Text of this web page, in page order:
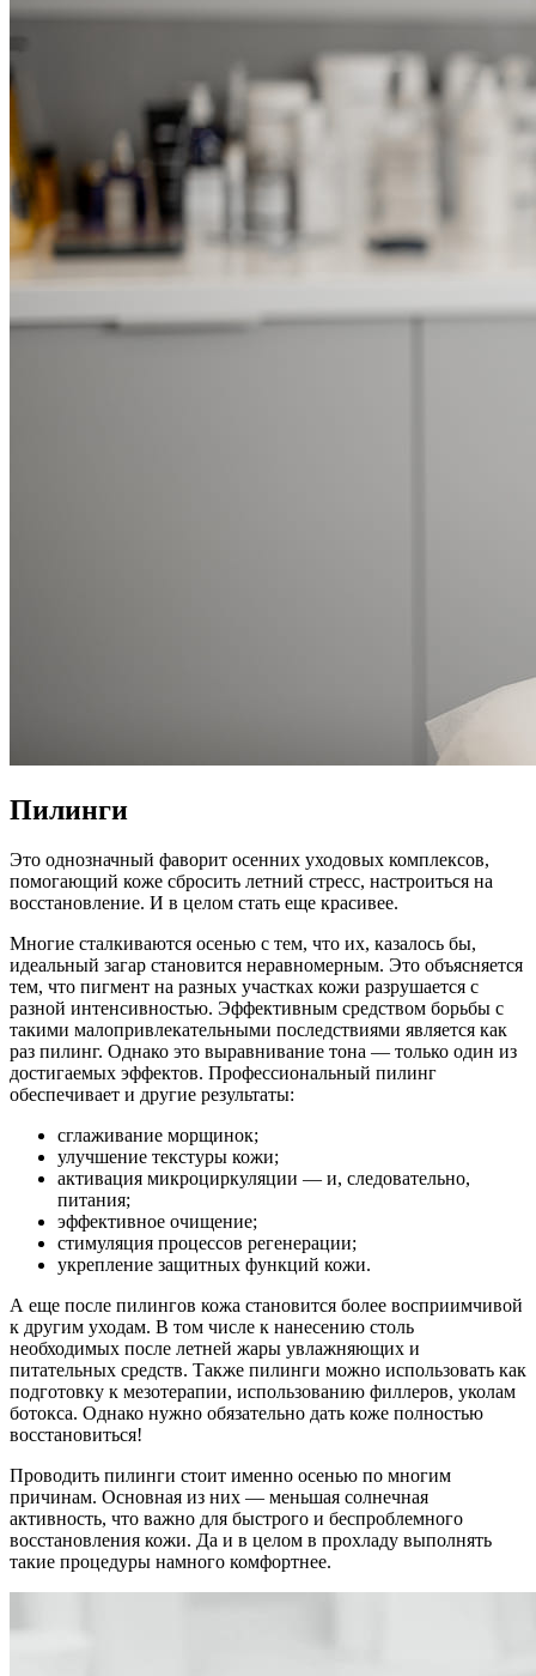
Пилинги
Это однозначный фаворит осенних уходовых комплексов,
помогающий коже сбросить летний стресс, настроиться на
восстановление. И в целом стать еще красивее.
Многие сталкиваются осенью с тем, что их, казалось бы,
идеальный загар становится неравномерным. Это объясняется
тем, что пигмент на разных участках кожи разрушается с
разной интенсивностью. Эффективным средством борьбы с
такими малопривлекательными последствиями является как
раз пилинг. Однако это выравнивание тона — только один из
достигаемых эффектов. Профессиональный пилинг
обеспечивает и другие результаты:
сглаживание морщинок;
улучшение текстуры кожи;
активация микроциркуляции — и, следовательно,
питания;
эффективное очищение;
стимуляция процессов регенерации;
укрепление защитных функций кожи.
А еще после пилингов кожа становится более восприимчивой
к другим уходам. В том числе к нанесению столь
необходимых после летней жары увлажняющих и
питательных средств. Также пилинги можно использовать как
подготовку к мезотерапии, использованию филлеров, уколам
ботокса. Однако нужно обязательно дать коже полностью
восстановиться!
Проводить пилинги стоит именно осенью по многим
причинам. Основная из них — меньшая солнечная
активность, что важно для быстрого и беспроблемного
восстановления кожи. Да и в целом в прохладу выполнять
такие процедуры намного комфортнее.